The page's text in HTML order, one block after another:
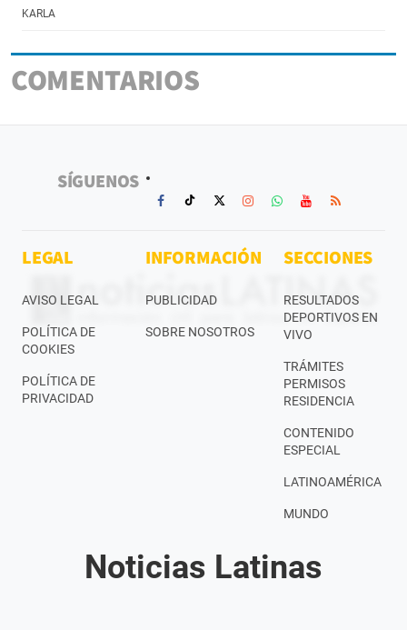
KARLA
COMENTARIOS
SÍGUENOS
LEGAL
AVISO LEGAL
POLÍTICA DE
COOKIES
POLÍTICA DE
PRIVACIDAD
INFORMACIÓN
PUBLICIDAD
SOBRE NOSOTROS
SECCIONES
RESULTADOS
DEPORTIVOS EN
VIVO
TRÁMITES
PERMISOS
RESIDENCIA
CONTENIDO
ESPECIAL
LATINOAMÉRICA
MUNDO
Noticias Latinas